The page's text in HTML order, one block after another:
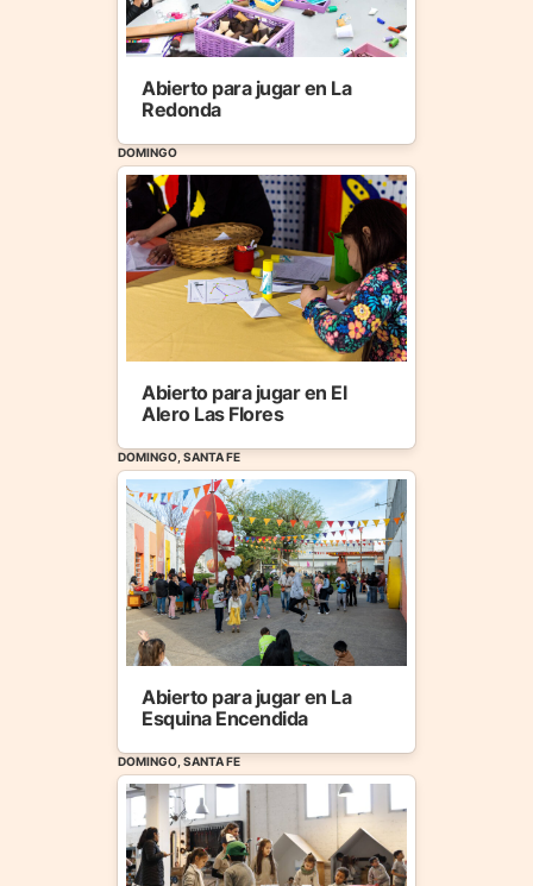
Abierto para jugar en La
Redonda
DOMINGO
Abierto para jugar en El
Alero Las Flores
DOMINGO, SANTA FE
Abierto para jugar en La
Esquina Encendida
DOMINGO, SANTA FE